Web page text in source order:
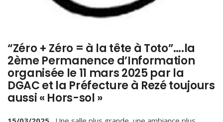
“Zéro + Zéro = à la tête à Toto”….la
2ème Permanence d’Information
organisée le 11 mars 2025 par la
DGAC et la Préfecture à Rezé toujours
aussi « Hors-sol »